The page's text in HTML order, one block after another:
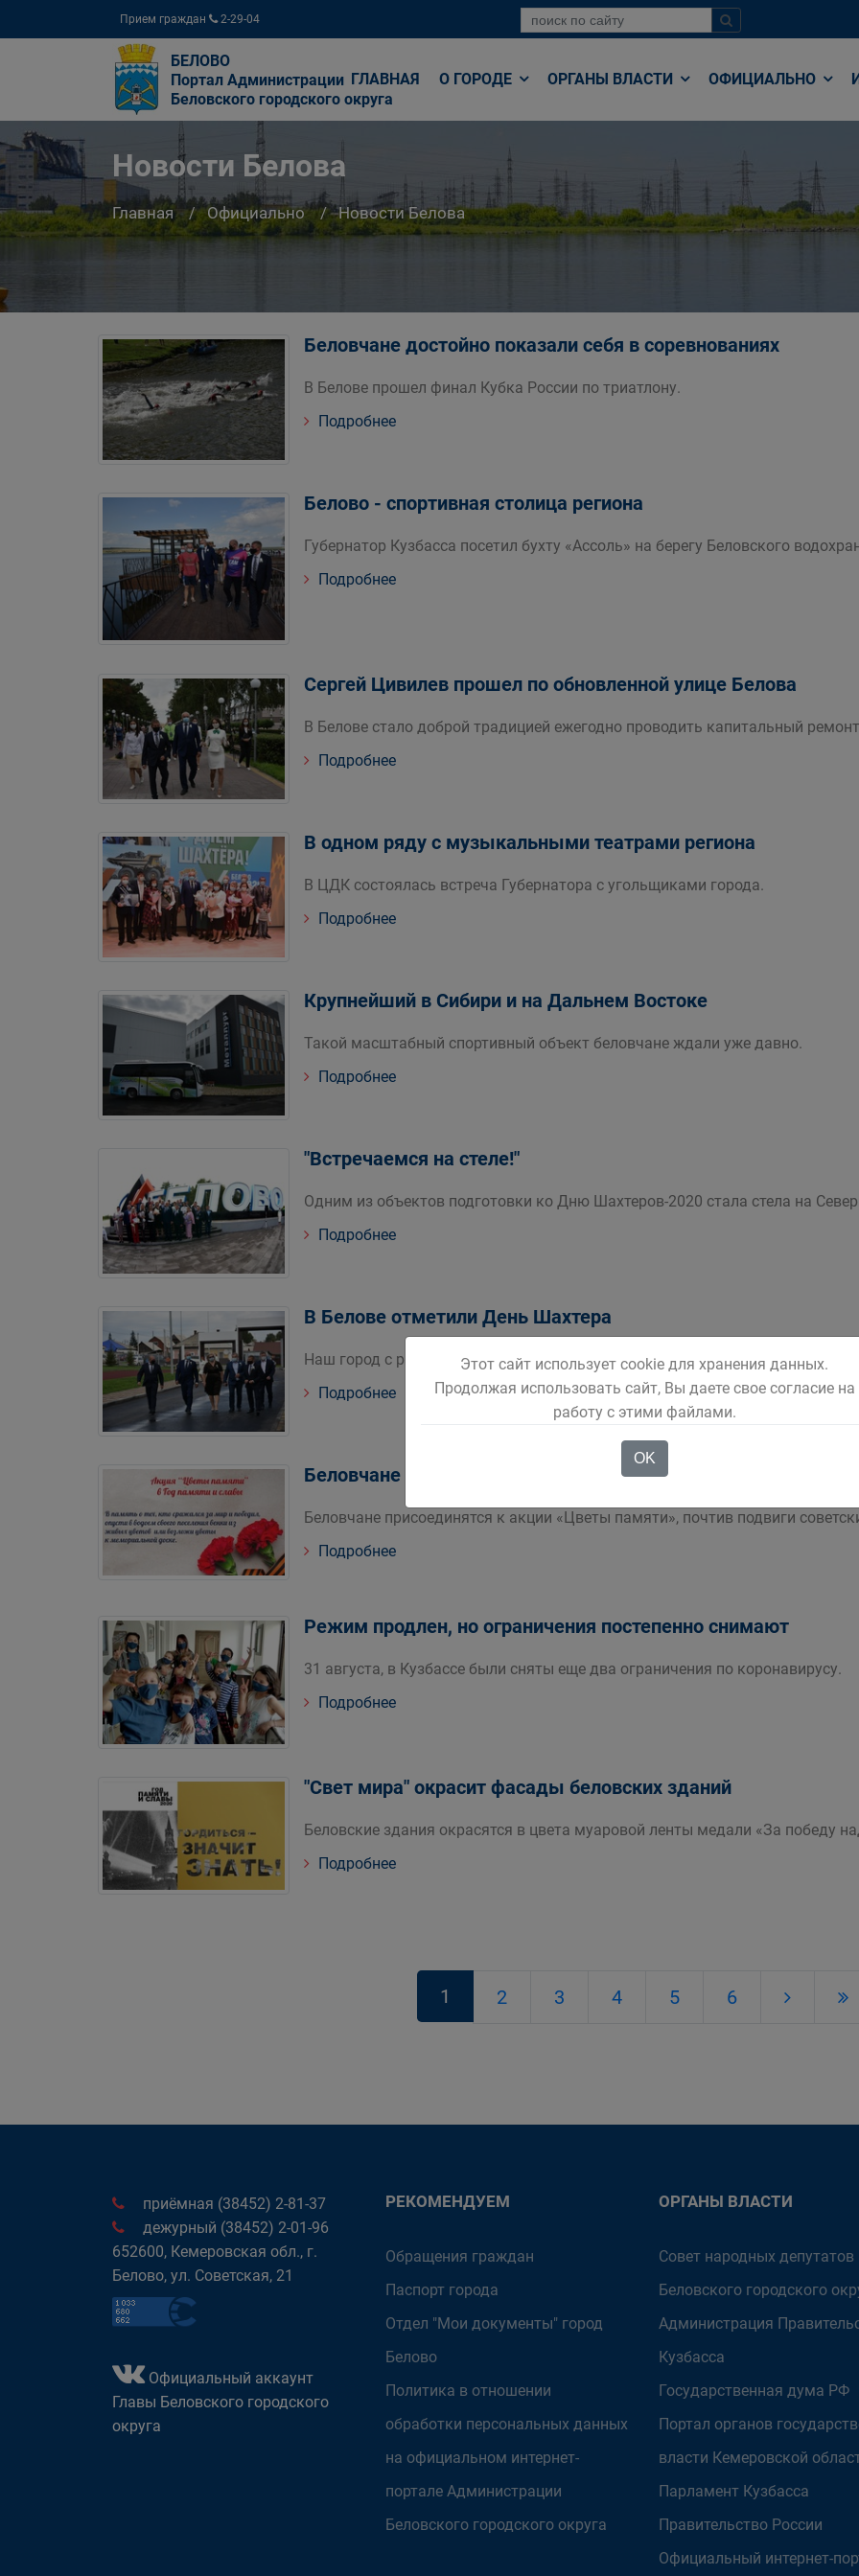
Прием граждан 2-29-04
БЕЛОВО
Портал Администрации
Беловского городского округа
ГЛАВНАЯ О ГОРОДЕ ОРГАНЫ ВЛАСТИ ОФИЦИАЛЬНО
Новости Белова
Главная Официально Новости Белова
Беловчане достойно показали себя в соревнованиях
В Белове прошел финал Кубка России по триатлону.
Подробнее
Белово - спортивная столица региона
Губернатор Кузбасса посетил бухту «Ассоль» на берегу Беловского
Подробнее
Сергей Цивилев прошел по обновленной улице Белова
В Белове стало доброй традицией ежегодно проводить капитальный
Подробнее
В одном ряду с музыкальными театрами региона
В ЦДК состоялась встреча Губернатора с угольщиками города.
Подробнее
Крупнейший в Сибири и на Дальнем Востоке
Такой масштабный спортивный объект беловчане ждали уже давно.
Подробнее
"Встречаемся на стеле!"
Одним из объектов подготовки ко Дню Шахтеров-2020 стала стела на
Подробнее
В Белове отметили День Шахтера
Наш город с рабочим визитом посетил Губернатор Кузбасса Сергей
Подробнее
Беловчане присоединятся к акции "Цветы памяти"
Беловчане присоединятся к акции «Цветы памяти», почтив подвиги
Подробнее
Режим продлен, но ограничения постепенно снимают
31 августа, в Кузбассе были сняты еще два ограничения по коронавирусу.
Подробнее
"Свет мира" окрасит фасады беловских зданий
Беловские здания окрасятся в цвета муаровой ленты медали «За победу
Подробнее
1 2 3 4 5 6
приёмная (38452) 2-81-37
дежурный (38452) 2-01-96
652600, Кемеровская обл., г.
Белово, ул. Советская, 21
Официальный аккаунт
Главы Беловского городского
округа
РЕКОМЕНДУЕМ
Обращения граждан
Паспорт города
Отдел "Мои документы" город
Белово
Политика в отношении
обработки персональных данных
на официальном интернет-
портале Администрации
Беловского городского округа
ОРГАНЫ ВЛАСТИ
Совет народных депутатов
Беловского городского
Администрация
Кузбасса
Государственная дума РФ
Портал органов
власти Кемеровской
Парламент Кузбасса
Правительство России
Официальный интернет-
Этот сайт использует cookie для хранения данных.
Продолжая использовать сайт, Вы даете свое согласие на
работу с этими файлами.
OK